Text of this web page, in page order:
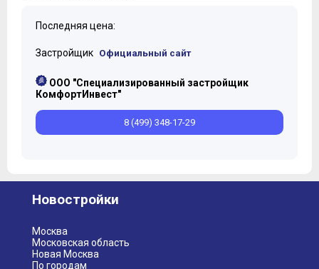
Последняя цена:
Застройщик Официальный сайт
ООО "Специализированный застройщик
КомфортИнвест"
8 (499) 348-17-29
Новостройки
Москва
Московская область
Новая Москва
По городам